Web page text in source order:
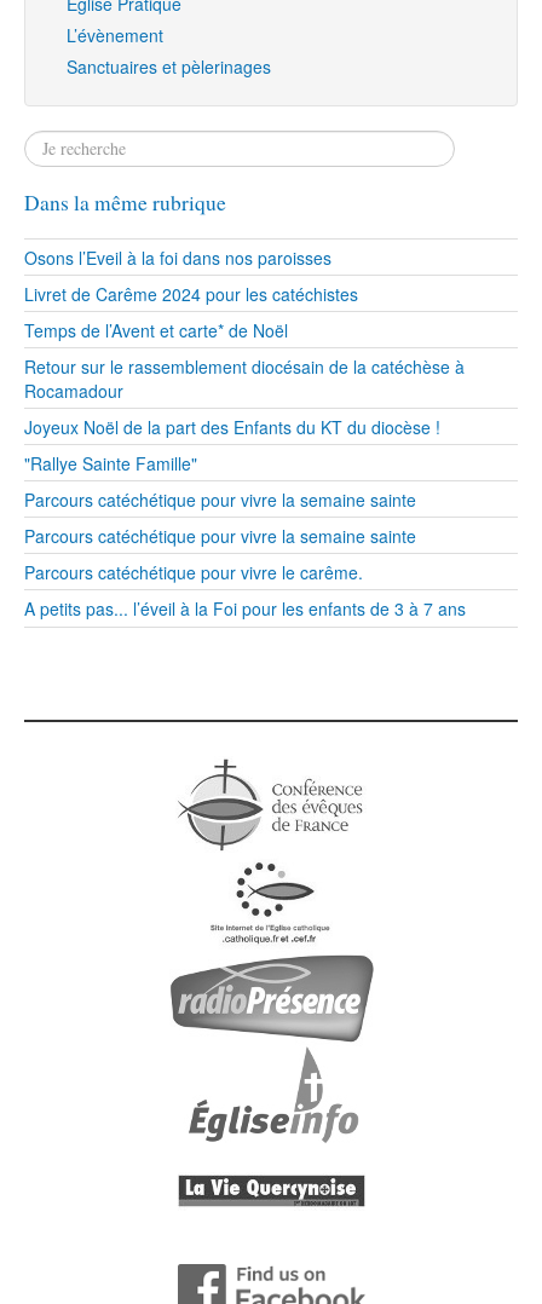
L’évènement
Sanctuaires et pèlerinages
Dans la même rubrique
Osons l’Eveil à la foi dans nos paroisses
Livret de Carême 2024 pour les catéchistes
Temps de l’Avent et carte* de Noël
Retour sur le rassemblement diocésain de la catéchèse à
Rocamadour
Joyeux Noël de la part des Enfants du KT du diocèse !
"Rallye Sainte Famille"
Parcours catéchétique pour vivre la semaine sainte
Parcours catéchétique pour vivre la semaine sainte
Parcours catéchétique pour vivre le carême.
A petits pas... l’éveil à la Foi pour les enfants de 3 à 7 ans